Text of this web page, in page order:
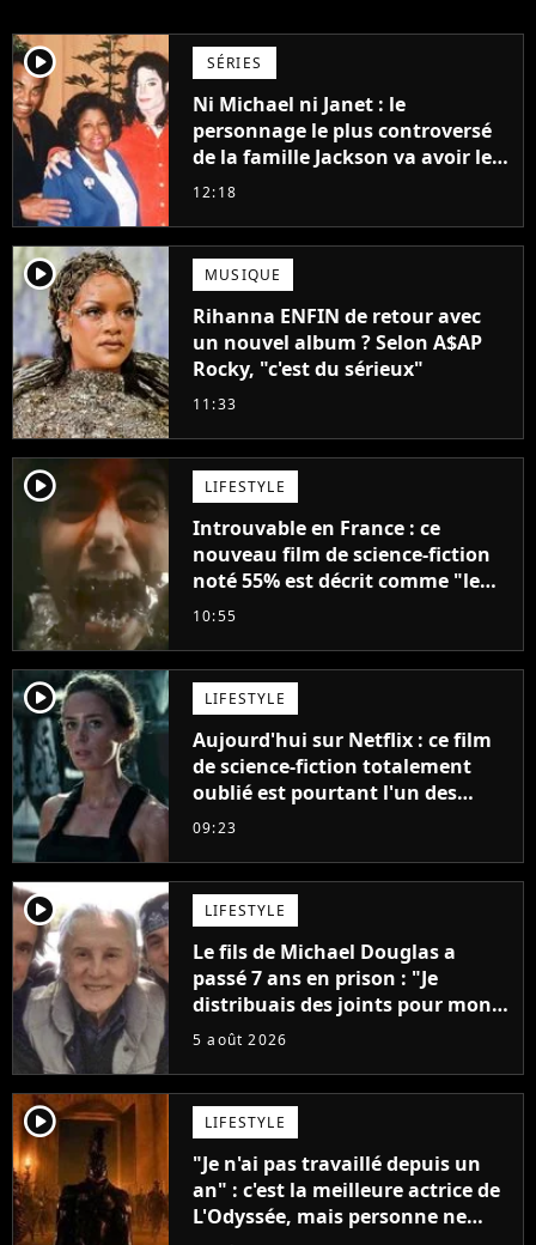
player2 SÉRIES
Ni Michael ni Janet : le
personnage le plus controversé
de la famille Jackson va avoir le
droit à sa propre série
12:18
player2 MUSIQUE
Rihanna ENFIN de retour avec
un nouvel album ? Selon A$AP
Rocky, "c'est du sérieux"
11:33
player2 LIFESTYLE
Introuvable en France : ce
nouveau film de science-fiction
noté 55% est décrit comme "le
plus stupide de l'année"
10:55
player2 LIFESTYLE
Aujourd'hui sur Netflix : ce film
de science-fiction totalement
oublié est pourtant l'un des
meilleurs des années 2010
09:23
player2 LIFESTYLE
Le fils de Michael Douglas a
passé 7 ans en prison : "Je
distribuais des joints pour mon
père"
5 août 2026
player2 LIFESTYLE
"Je n'ai pas travaillé depuis un
an" : c'est la meilleure actrice de
L'Odyssée, mais personne ne